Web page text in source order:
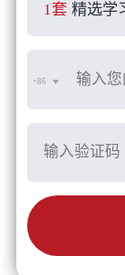
1套 精选学
+86